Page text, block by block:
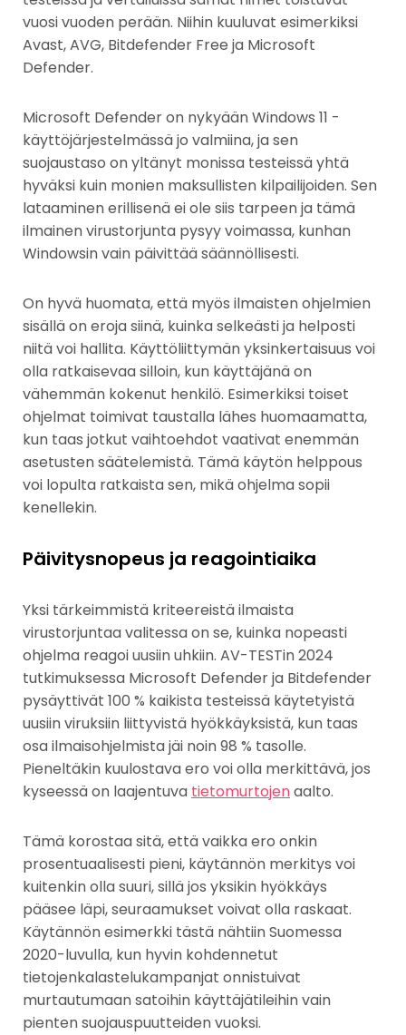
vuosi vuoden perään. Niihin kuuluvat esimerkiksi
Avast, AVG, Bitdefender Free ja Microsoft
Defender.
Microsoft Defender on nykyään Windows 11 -
käyttöjärjestelmässä jo valmiina, ja sen
suojaustaso on yltänyt monissa testeissä yhtä
hyväksi kuin monien maksullisten kilpailijoiden. Sen
lataaminen erillisenä ei ole siis tarpeen ja tämä
ilmainen virustorjunta pysyy voimassa, kunhan
Windowsin vain päivittää säännöllisesti.
On hyvä huomata, että myös ilmaisten ohjelmien
sisällä on eroja siinä, kuinka selkeästi ja helposti
niitä voi hallita. Käyttöliittymän yksinkertaisuus voi
olla ratkaisevaa silloin, kun käyttäjänä on
vähemmän kokenut henkilö. Esimerkiksi toiset
ohjelmat toimivat taustalla lähes huomaamatta,
kun taas jotkut vaihtoehdot vaativat enemmän
asetusten säätelemistä. Tämä käytön helppous
voi lopulta ratkaista sen, mikä ohjelma sopii
kenellekin.
Päivitysnopeus ja reagointiaika
Yksi tärkeimmistä kriteereistä ilmaista
virustorjuntaa valitessa on se, kuinka nopeasti
ohjelma reagoi uusiin uhkiin. AV-TESTin 2024
tutkimuksessa Microsoft Defender ja Bitdefender
pysäyttivät 100 % kaikista testeissä käytetyistä
uusiin viruksiin liittyvistä hyökkäyksistä, kun taas
osa ilmaisohjelmista jäi noin 98 % tasolle.
Pieneltäkin kuulostava ero voi olla merkittävä, jos
kyseessä on laajentuva tietomurtojenaalto.
Tämä korostaa sitä, että vaikka ero onkin
prosentuaalisesti pieni, käytännön merkitys voi
kuitenkin olla suuri, sillä jos yksikin hyökkäys
pääsee läpi, seuraamukset voivat olla raskaat.
Käytännön esimerkki tästä nähtiin Suomessa
2020-luvulla, kun hyvin kohdennetut
tietojenkalastelukampanjat onnistuivat
murtautumaan satoihin käyttäjätileihin vain
pienten suojauspuutteiden vuoksi.